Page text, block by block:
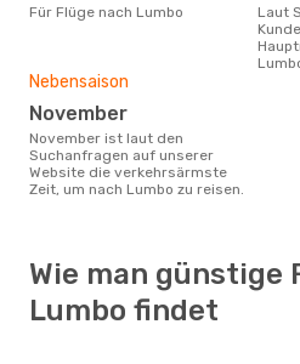
Für Flüge nach Lumbo
Laut Suchanfragen unserer
Nebensaison
November
November ist laut den
Suchanfragen auf unserer
Website die verkehrsärmste
Zeit, um nach Lumbo zu reisen.
Wie man günstige
Lumbo findet